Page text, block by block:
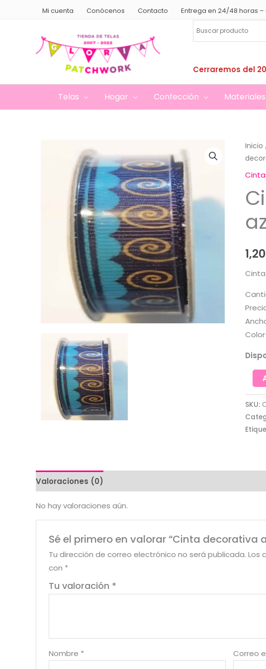
Mi cuenta Conócenos Contacto Entrega en 24/48 horas
Cerraremos del
Telas Hogar Confección
Inicio
1,20
Cinta
azul
con
SKU:
Valoraciones (0)
No hay valoraciones aún.
Sé el primero en valorar “Cinta decorativa
Tu dirección de correo electrónico no será publicada. Los
con *
Tu valoración *
Nombre * Correo